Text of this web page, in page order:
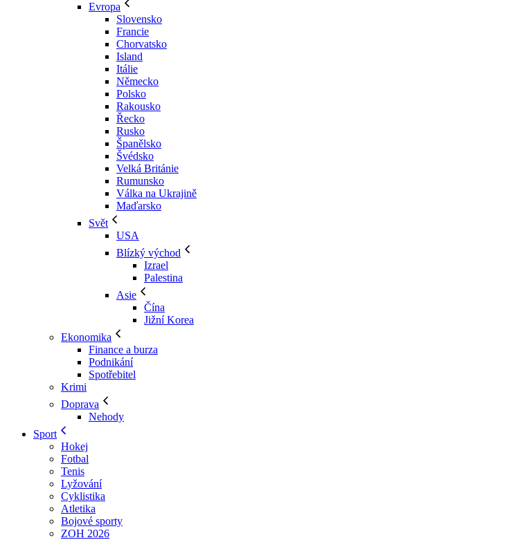
Evropa
Slovensko
Francie
Chorvatsko
Island
Itálie
Německo
Polsko
Rakousko
Řecko
Rusko
Španělsko
Švédsko
Velká Británie
Rumunsko
Válka na Ukrajině
Maďarsko
Svět
USA
Blízký východ
Izrael
Palestina
Asie
Čína
Jižní Korea
Ekonomika
Finance a burza
Podnikání
Spotřebitel
Krimi
Doprava
Nehody
Sport
Hokej
Fotbal
Tenis
Lyžování
Cyklistika
Atletika
Bojové sporty
ZOH 2026